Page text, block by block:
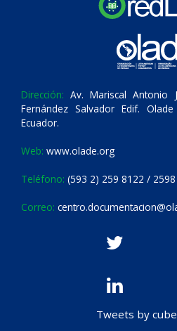
Dirección: Av. Mariscal Antonio
Fernández Salvador Edif.
Ecuador.
Web: www.olade.org
Teléfono: (593 2) 259 8122 /
Correo:
Tweets by